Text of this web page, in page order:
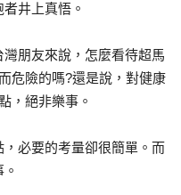
井上真悟。
朋友來說，怎麼看待超馬
危險的嗎?還是說，對健康
，絕非樂事。
必要的考量卻很簡單。而